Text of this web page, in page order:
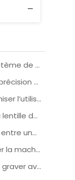
Quel est l’impact du système de refroidissement d’une machine de découpe laser à grande vitesse sur ses performances et son efficacité globales ?
Comment améliorer la précision et l'efficacité de la découpe laser pendant le fonctionnement ?
Comment puis-je optimiser l’utilisation des matériaux et réduire les déchets lorsque j’utilise une machine de découpe laser du cuir pour la production ?
Comment le choix de la lentille de la machine laser affecte-t-il la qualité et la vitesse de coupe lorsque vous travaillez avec différents types de matériaux en cuir ?
Quelle est la différence entre une machine de gravure laser faible puissance et haute puissance ?
Est-il facile de configurer la machine laser Redsail ?
Quels matériaux puis-je graver avec un graveur laser basse consommation ?